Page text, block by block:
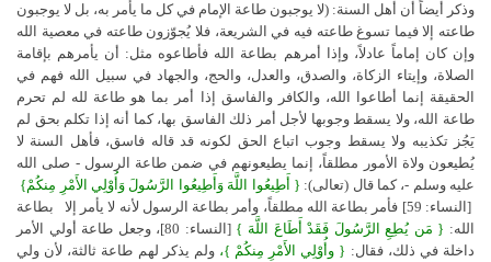
وذكر أيضاً أن أهل السنة: (لا يوجبون طاعة الإمام في كل ما يأمر به، بل لا يوجبون
طاعته إلا فيما تسوغ طاعته فيه في الشريعة، فلا يُجوّزون طاعته في معصية الله
وإن كان إماماً عادلاً، وإذا أمرهم بطاعة الله فأطاعوه مثل: أن يأمرهم بإقامة
الصلاة، وإيتاء الزكاة، والصدق، والعدل، والحج، والجهاد في سبيل الله فهم في
الحقيقة إنما أطاعوا الله، والكافر والفاسق إذا أمر بما هو طاعة لله لم تحرم
طاعة الله، ولا يسقط وجوبها لأجل أمر ذلك الفاسق بها، كما أنه إذا تكلم بحق لم
يَجُز تكذيبه ولا يسقط وجوب اتباع الحق لكونه قد قاله فاسق، فأهل السنة لا
يُطيعون ولاة الأمور مطلقاً، إنما يطيعونهم في ضمن طاعة الرسول - صلى الله
عليه وسلم -، كما قال (تعالى): { أَطِيعُوا اللَّهَ وَأَطِيعُوا الرَّسُولَ وَأُوْلِي الأَمْرِ مِنكُمْ}
[النساء: 59] فأمر بطاعة الله مطلقاً، وأمر بطاعة الرسول لأنه لا يأمر إلا
بطاعة
الله: { مَن يُطِعِ الرَّسُولَ فَقَدْ أَطَاعَ اللَّهَ }
[النساء: 80]، وجعل طاعة أولي الأمر
داخلة في ذلك، فقال: { وأُوْلِي الأَمْرِ مِنكُمْ }، ولم يذكر لهم طاعة ثالثة، لأن ولي